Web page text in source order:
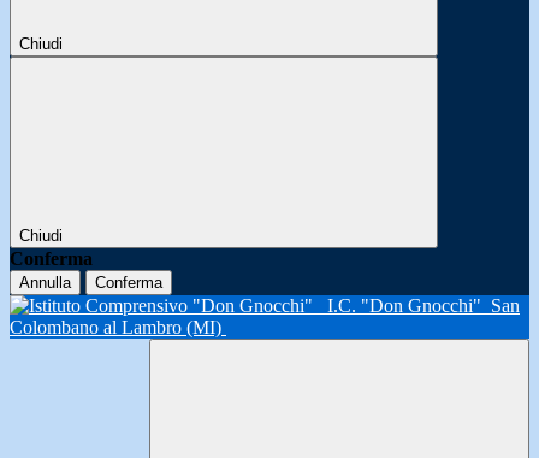
Chiudi
Chiudi
Conferma
Annulla Conferma
I.C. "Don Gnocchi" San
Colombano al Lambro (MI)